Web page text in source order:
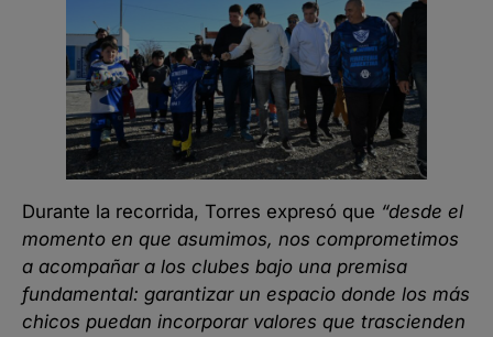
Durante la recorrida, Torres expresó que “desde el
momento en que asumimos, nos comprometimos
a acompañar a los clubes bajo una premisa
fundamental: garantizar un espacio donde los más
chicos puedan incorporar valores que trascienden